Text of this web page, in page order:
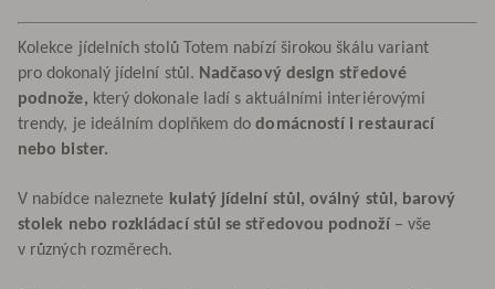
Kolekce jídelních stolů Totem nabízí širokou škálu variant
pro dokonalý jídelní stůl. Nadčasový design středové
podnože, který dokonale ladí s aktuálními interiérovými
trendy, je ideálním doplňkem dodomácností i restaurací
nebo bister.
V nabídce naleznete kulatý jídelní stůl, oválný stůl, barový
stolek nebo rozkládací stůl se středovou podnoží – vše
v různých rozměrech.